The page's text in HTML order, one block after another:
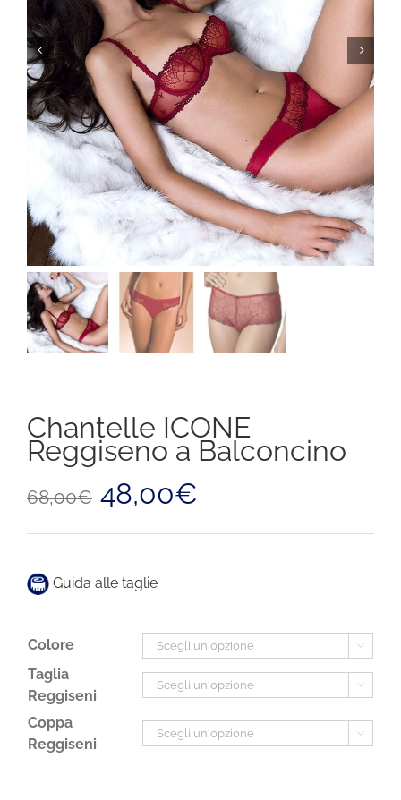
Chantelle ICONE
Reggiseno a Balconcino
68,00€ prezzo
era:
48,00€
è:
Guida alle taglie
Colore 
Taglia
Reggiseni

Coppa
Reggiseni
